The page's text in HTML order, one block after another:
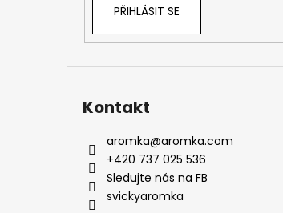
PŘIHLÁSIT SE
Kontakt
aromka@aromka.com
+420 737 025 536
Sledujte nás na FB
svickyaromka